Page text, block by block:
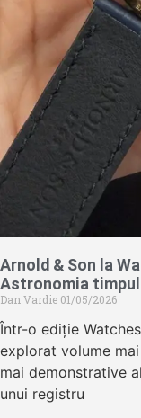
Arnold & Son la
Astronomia
Dan Vardie 01/05/2026
Într-o ediție
explorat volume
mai demonstrative
unui registru